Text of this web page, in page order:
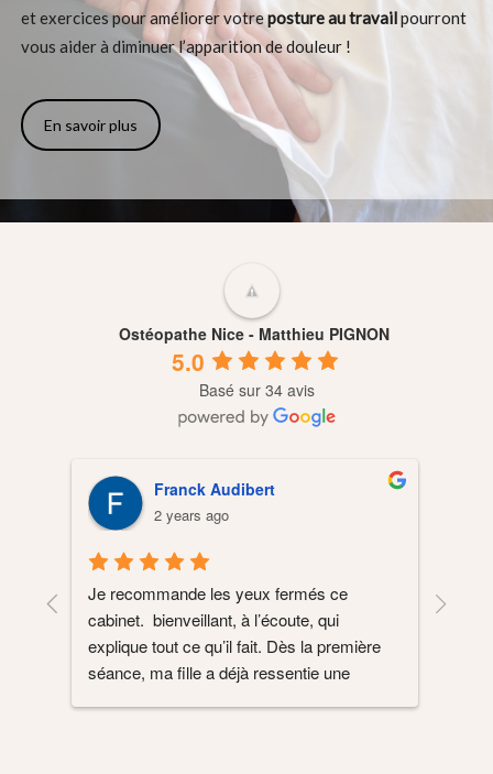
et exercices pour améliorer votreposture au travailpourront
vous aider à diminuer l’apparition de douleur !
En savoir plus
Ostéopathe Nice - Matthieu PIGNON
5.0
Basé sur 34 avis
Jean-Michel Ghez
2 years ago